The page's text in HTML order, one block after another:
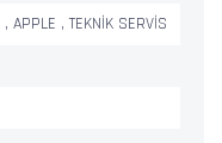
,APPLE ,TEKNİK SERVİS